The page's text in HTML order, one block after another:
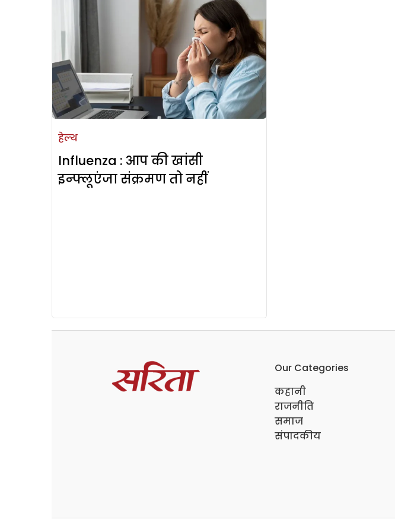
हेल्थ
Influenza : आप की खांसी
इन्फ्लूएंजा संक्रमण तो नहीं
Our Categories
कहानी
राजनीति
समाज
संपादकीय